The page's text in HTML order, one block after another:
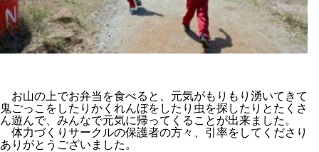
お山の上でお弁当を食べると、元気がもりもり湧いてきて
鬼ごっこをしたりかくれんぼをしたり虫を探したりとたくさ
ん遊んで、みんなで元気に帰ってくることが出来ました。
体力づくりサークルの保護者の方々、引率をしてくださり
ありがとうございました。